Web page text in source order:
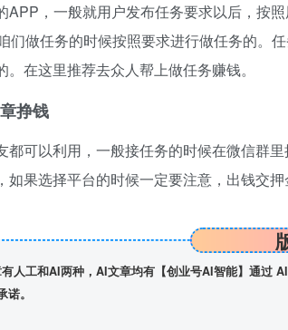
APP，一般就用户发布任务要求以后，按
们做任务的时候按照要求进行做任务的。
在这里推荐去众人帮上做任务赚钱。
挣钱
都可以利用，一般接任务的时候在微信群
如果选择平台的时候一定要注意，出钱交
人工和AI两种，AI文章均有【创业号AI智能】通过
。